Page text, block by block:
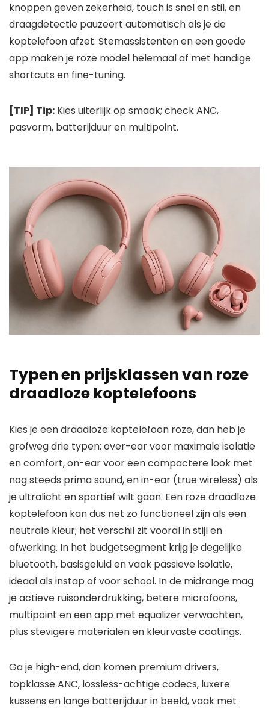
knoppen geven zekerheid, touch is snel en stil, en
draagdetectie pauzeert automatisch als je de
koptelefoon afzet. Stemassistenten en een goede
app maken je roze model helemaal af met handige
shortcuts en fine-tuning.
[TIP] Tip: Kies uiterlijk op smaak; check ANC,
pasvorm, batterijduur en multipoint.
Typen en prijsklassen van roze
draadloze koptelefoons
Kies je een draadloze koptelefoon roze, dan heb je
grofweg drie typen: over-ear voor maximale isolatie
en comfort, on-ear voor een compactere look met
nog steeds prima sound, en in-ear (true wireless) als
je ultralicht en sportief wilt gaan. Een roze draadloze
koptelefoon kan dus net zo functioneel zijn als een
neutrale kleur; het verschil zit vooral in stijl en
afwerking. In het budgetsegment krijg je degelijke
bluetooth, basisgeluid en vaak passieve isolatie,
ideaal als instap of voor school. In de midrange mag
je actieve ruisonderdrukking, betere microfoons,
multipoint en een app met equalizer verwachten,
plus stevigere materialen en kleurvaste coatings.
Ga je high-end, dan komen premium drivers,
topklasse ANC, lossless-achtige codecs, luxere
kussens en lange batterijduur in beeld, vaak met